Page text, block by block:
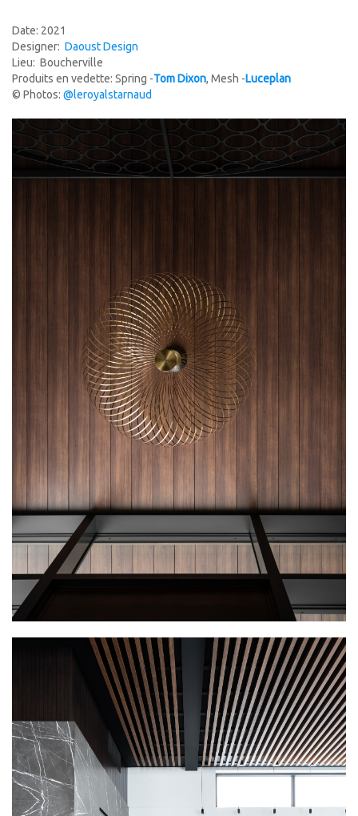
Date: 2021
Designer: Daoust Design
Lieu: Boucherville
Produits en vedette: Spring -Tom Dixon, Mesh -Luceplan
© Photos: @leroyalstarnaud